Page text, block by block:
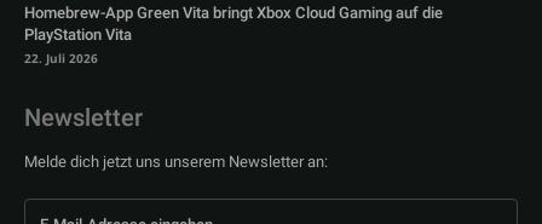
Homebrew-App Green Vita bringt Xbox Cloud Gaming auf die
PlayStation Vita
22. Juli 2026
Newsletter
Melde dich jetzt uns unserem Newsletter an: